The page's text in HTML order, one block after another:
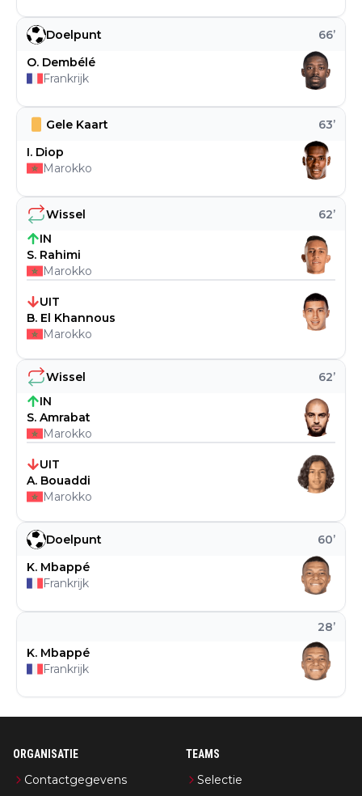
28’
K. Mbappé
Frankrijk
Doelpunt 60’
K. Mbappé
Frankrijk
Wissel 62’
IN
S. Amrabat
Marokko
UIT
A. Bouaddi
Marokko
Wissel 62’
IN
S. Rahimi
Marokko
UIT
B. El Khannous
Marokko
Gele Kaart 63’
I. Diop
Marokko
Doelpunt 66’
O. Dembélé
Frankrijk
ORGANISATIE
Contactgegevens
TEAMS
Selectie